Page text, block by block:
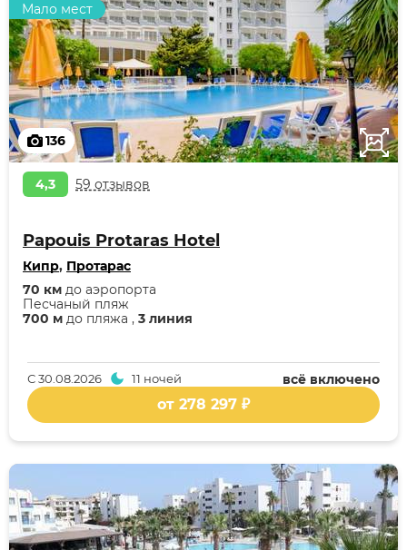
136
Мало мест
4,3 59 отзывов
Papouis Protaras Hotel
Кипр, Протарас
700 м до пляжа , 3 линия
Песчаный пляж
70 км до аэропорта
всё включено
С30.08.2026 11 ночей
от 278 297 ₽